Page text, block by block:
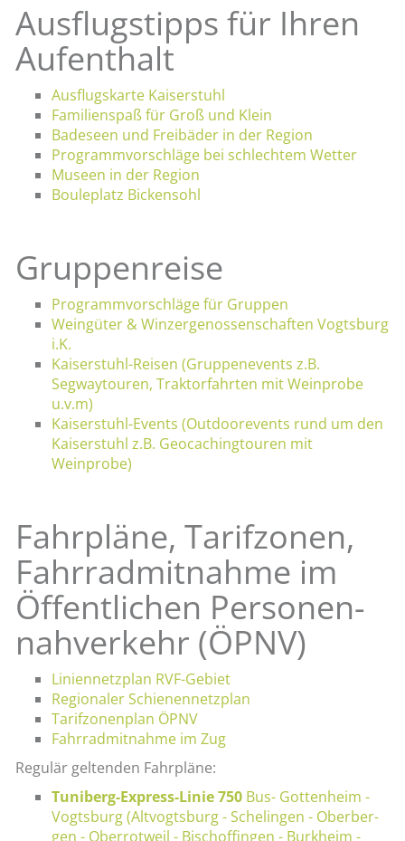
Ausflugstipps für Ihren
Aufenthalt
Ausflugskarte Kaiserstuhl
Familienspaß für Groß und Klein
Badeseen und Freibäder in der Region
Programmvorschläge bei schlechtem Wetter
Museen in der Region
Bouleplatz Bickensohl
Gruppenreise
Programmvorschläge für Gruppen
Weingüter & Winzergenossenschaften Vogtsburg
i.K.
Kaiserstuhl-Reisen (Gruppenevents z.B.
Segwaytouren, Traktorfahrten mit Weinprobe
u.v.m)
Kaiserstuhl-Events (Outdoorevents rund um den
Kaiserstuhl z.B. Geocachingtouren mit
Weinprobe)
Fahr­plä­ne, Ta­rif­zo­nen,
Fahr­rad­mit­nah­me im
Öf­fent­li­chen Per­so­nen­
nah­ver­kehr (ÖPNV)
Li­ni­en­netz­plan RVF-Ge­biet
Re­gio­na­ler Schie­nen­netz­plan
Ta­rif­zo­nen­plan ÖPNV
Fahr­rad­mit­nah­me im Zug
Re­gu­lär gel­ten­den Fahr­plä­ne:
Tu­ni­berg-Ex­press-Li­nie 750 Bus- Got­ten­heim -
Vogts­burg (Alt­vogts­burg - Sche­lin­gen - Ober­ber­
gen - Ober­rot­weil - Bi­sch­off­in­gen - Burk­heim -